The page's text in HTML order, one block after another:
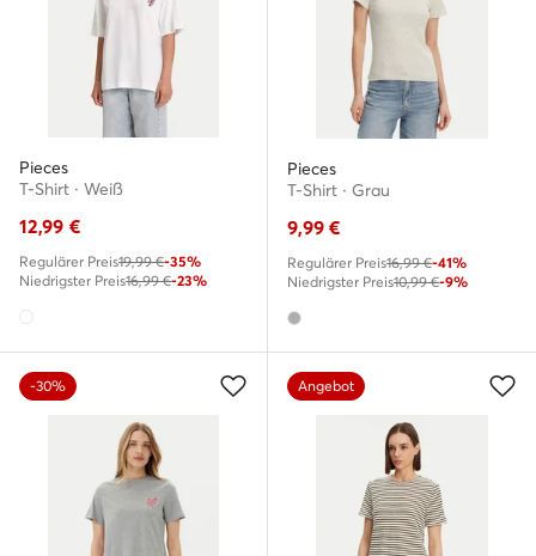
Pieces
T-Shirt · Weiß
12,99 €
Regulärer Preis19,99 €-35%
Niedrigster Preis16,99 €-23%
Pieces
T-Shirt · Grau
9,99 €
Regulärer Preis16,99 €-41%
Niedrigster Preis10,99 €-9%
-30% Angebot